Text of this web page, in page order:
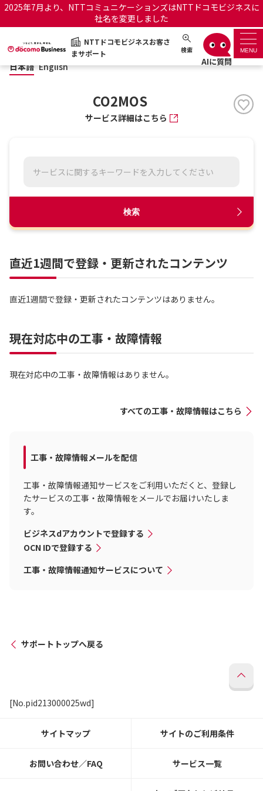
2025年7月より、NTTコミュニケーションズはNTTドコモビジネスに
社名を変更しました
NTTドコモビジネスお客さ
まサポート
検索 MENU
NTTドコモビジネスお客さまサポート 日本語 English
サポートトップ
サービス名から探す
お知らせ サポートサイトの使い方
日本語 English
CO2MOS
サービス詳細はこちら
検索
直近1週間で登録・更新されたコンテンツ
直近1週間で登録・更新されたコンテンツはありません。
現在対応中の工事・故障情報
現在対応中の工事・故障情報はありません。
すべての工事・故障情報はこちら
工事・故障情報メールを配信
工事・故障情報通知サービスをご利用いただくと、登録し
たサービスの工事・故障情報をメールでお届けいたしま
す。
ビジネスdアカウントで登録する
OCN IDで登録する
工事・故障情報通知サービスについて
サポートトップへ戻る
[No.pid213000025wd]
サイトマップ サイトのご利用条件
お問い合わせ／FAQ サービス一覧